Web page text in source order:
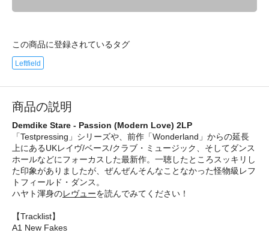
この商品に登録されているタグ
Leftfield
商品の説明
Demdike Stare - Passion (Modern Love) 2LP
「Testpressing」シリーズや、前作「Wonderland」からの延長
上にあるUKレイヴ/ベース/クラブ・ミュージック、そしてダンス
ホールなどにフォーカスした最新作。一聴したところスッキリし
た印象がありましたが、ぜんぜんそんなことなかった怪物級レフ
トフィールド・ダンス。
ハヤト渾身のレヴューを読んでみてください！
【Tracklist】
A1 New Fakes